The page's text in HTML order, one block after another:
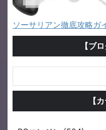
ソーサリアン徹底攻略ガ
【ブ
【